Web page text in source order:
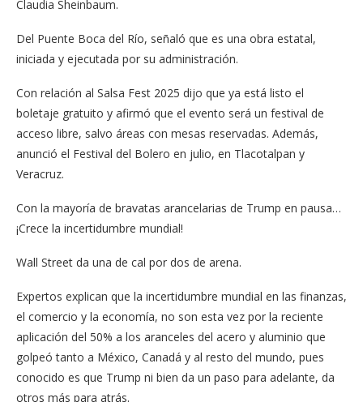
Claudia Sheinbaum.
Del Puente Boca del Río, señaló que es una obra estatal,
iniciada y ejecutada por su administración.
Con relación al Salsa Fest 2025 dijo que ya está listo el
boletaje gratuito y afirmó que el evento será un festival de
acceso libre, salvo áreas con mesas reservadas. Además,
anunció el Festival del Bolero en julio, en Tlacotalpan y
Veracruz.
Con la mayoría de bravatas arancelarias de Trump en pausa…
¡Crece la incertidumbre mundial!
Wall Street da una de cal por dos de arena.
Expertos explican que la incertidumbre mundial en las finanzas,
el comercio y la economía, no son esta vez por la reciente
aplicación del 50% a los aranceles del acero y aluminio que
golpeó tanto a México, Canadá y al resto del mundo, pues
conocido es que Trump ni bien da un paso para adelante, da
otros más para atrás.